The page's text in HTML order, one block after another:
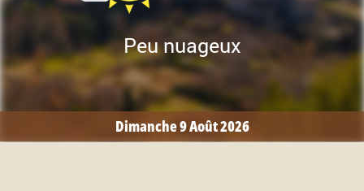
Peu nuageux
Dimanche 9 Août 2026